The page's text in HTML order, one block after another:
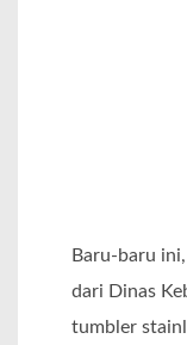
Baru-baru
dari Dinas
tumbler